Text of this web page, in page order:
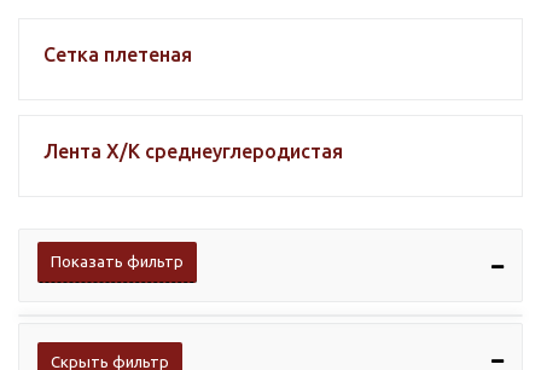
Сетка плетеная
Лента Х/К среднеуглеродистая
Показать фильтр
Скрыть фильтр